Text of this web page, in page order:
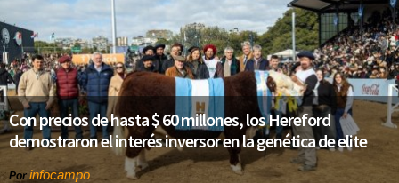
Con precios de hasta $ 60 millones, los Hereford
demostraron el interés inversor en la genética de elite
Porinfocampo